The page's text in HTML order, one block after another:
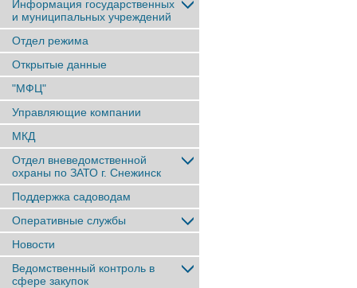
Информация государственных
и муниципальных учреждений
Отдел режима
Открытые данные
"МФЦ"
Управляющие компании
МКД
Отдел вневедомственной
охраны по ЗАТО г. Снежинск
Поддержка садоводам
Оперативные службы
Новости
Ведомственный контроль в
сфере закупок